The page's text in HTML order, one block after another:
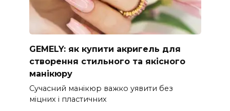
GEMELY: як купити акригель для
створення стильного та якісного
манікюру
Сучасний манікюр важко уявити без
міцних і пластичних